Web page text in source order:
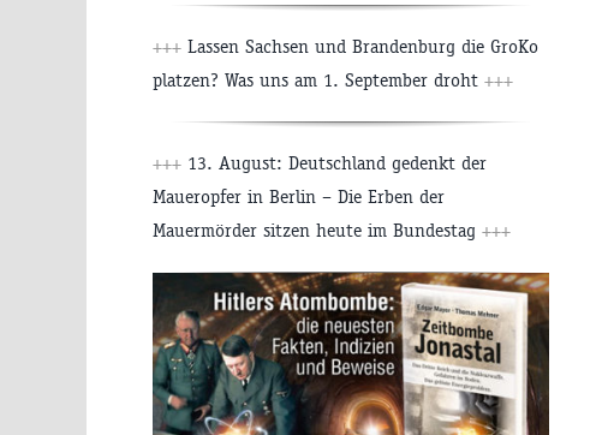
+++ Lassen Sachsen und Brandenburg die GroKo
platzen? Was uns am 1. September droht +++
+++ 13. August: Deutschland gedenkt der
Maueropfer in Berlin – Die Erben der
Mauermörder sitzen heute im Bundestag +++